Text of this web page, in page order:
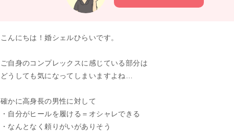
こんにちは！婚シェルひらいです。
ご自身のコンプレックスに感じている部分は
どうしても気になってしまいますよね…
確かに高身長の男性に対して
・自分がヒールを履ける＝オシャレできる
・なんとなく頼りがいがありそう